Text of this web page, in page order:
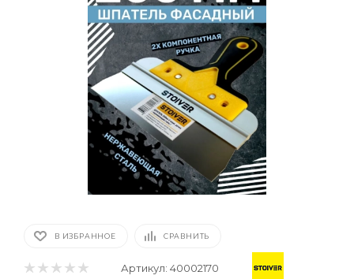
В ИЗБРАННОЕ СРАВНИТЬ
Артикул: 40002170